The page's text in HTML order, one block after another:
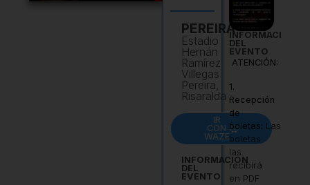
PEREIRA
Estadio
Hernán
Ramírez
Villegas
Pereira,
Risaralda
IR
CON
WAZE
INFORMACIÓN
DEL
EVENTO
INFORMACIÓN
DEL
EVENTO
ATENCIÓN:
1.
Recepción
de
boletas: Las
boletas
las
recibirá
en PDF